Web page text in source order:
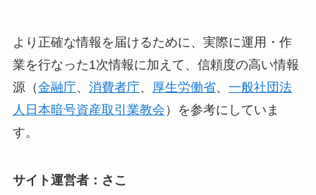
より正確な情報を届けるために、実際に運用・作
業を行なった1次情報に加えて、信頼度の高い情報
源（金融庁、 消費者庁、 厚生労働省、 一般社団法
人日本暗号資産取引業教会 ）を参考にしていま
す。
サイト運営者：さこ